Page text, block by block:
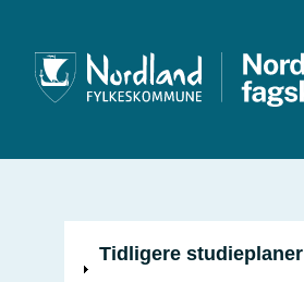
V
Tidligere studieplaner